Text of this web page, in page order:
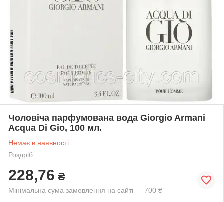
Чоловіча парфумована вода Giorgio Armani
Acqua Di Gio, 100 мл.
Немає в наявності
Роздріб
228,76 ₴
Мінімальна сума замовлення на сайті — 700 ₴